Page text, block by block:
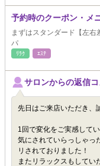
予約時のクーポン・メ
まずはスタンダード【左
パ
ﾘﾗｸ ｴｽﾃ
サロンからの返信コ
先日はご来店いただき
1回で変化をご実感して
気にされていらっしゃっ
リされておりました！
またリラックスもしてい